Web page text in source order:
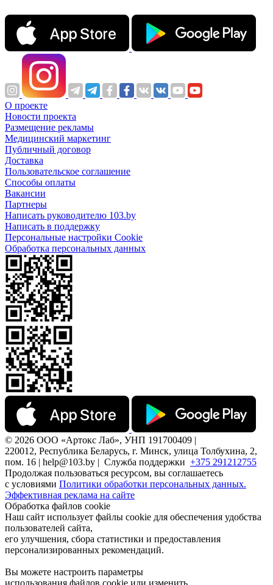
О проекте
Новости проекта
Размещение рекламы
Медицинский маркетинг
Публичный договор
Доставка
Пользовательское соглашение
Способы оплаты
Вакансии
Партнеры
Написать руководителю 103.by
Написать в поддержку
Персональные настройки Cookie
Обработка персональных данных
© 2026 ООО «Артокс Лаб», УНП 191700409 |
220012, Республика Беларусь, г. Минск, улица Толбухина, 2,
пом. 16 | help@103.by | Служба поддержки +375 291212755
Продолжая пользоваться ресурсом, вы соглашаетесь
с условиями Политики обработки персональных данных.
Эффективная реклама на сайте
Обработка файлов cookie
Наш сайт использует файлы cookie для обеспечения удобства
пользователей сайта,
его улучшения, сбора статистики и предоставления
персонализированных рекомендаций.
Вы можете настроить параметры
использования файлов cookie или изменить